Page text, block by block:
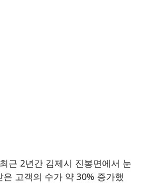
근 2년간 김제시 진봉면에서 눈
고객의 수가 약 30% 증가했